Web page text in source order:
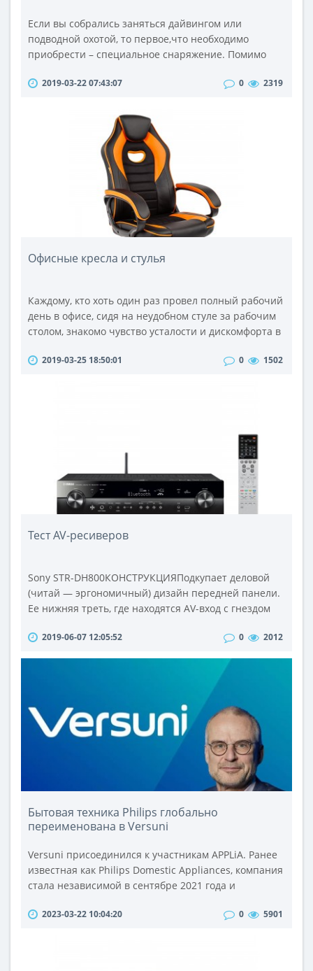
Если вы собрались заняться дайвингом или
подводной охотой, то первое,что необходимо
приобрести – специальное снаряжение. Помимо
других не менее важных приспособлениях.Одним
трубка для ныряния. Такие аксессуары бывают
самыми разнообразными. Самыми популярными
являются одноклапанные модели. Они отличаются
2019-03-22 07:43:07 0 2319
Офисные кресла и стулья
Каждому, кто хоть один раз провел полный рабочий
день в офисе, сидя на неудобном стуле за рабочим
столом, знакомо чувство усталости и дискомфорта в
офисные кресла — залог продуктивной работы.
2019-03-25 18:50:01 0 1502
Тест AV-ресиверов
Sony STR-DH800КОНСТРУКЦИЯПодкупает деловой
(читай — эргономичный) дизайн передней панели.
Ее нижняя треть, где находятся AV-вход с гнездом
автокалибровки, а также выход на наушники,
образовалась наклонная полка, на которую вынесли
кнопки выбора DSP-режима, информации,
выводимой на флуоресцентный дисплей и степени
его ярко..
2019-06-07 12:05:52 0 2012
Бытовая техника Philips глобально
переименована в Versuni
Versuni присоединился к участникам APPLiA. Ранее
известная как Philips Domestic Appliances, компания
стала независимой в сентябре 2021 года и
лицензиатом Royal Philips, Versuni сохранит
2023-03-22 10:04:20 0 5901